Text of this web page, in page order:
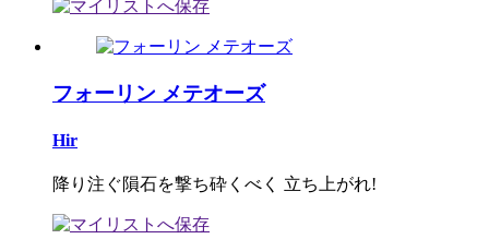
フォーリン メテオーズ
Hir
降り注ぐ隕石を撃ち砕くべく 立ち上がれ!